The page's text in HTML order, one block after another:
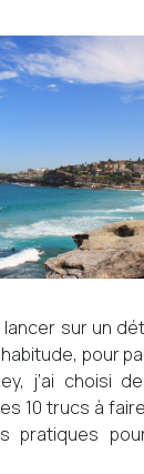
sur un
pour
j’ai choisi
10 trucs à
pratiques